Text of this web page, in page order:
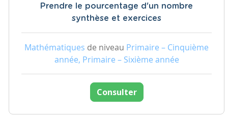
Prendre le pourcentage d'un nombre
synthèse et exercices
Mathématiques de niveau Primaire – Cinquième
année, Primaire – Sixième année
Consulter